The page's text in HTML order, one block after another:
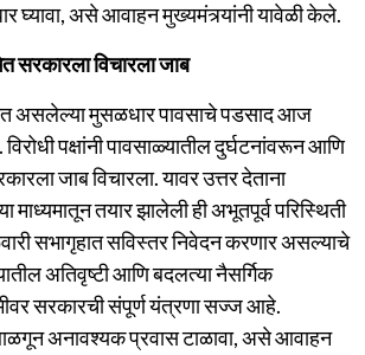
घ्यावा, असे आवाहन मुख्यमंत्र्यांनी यावेळी केले.
सरकारला विचारला जाब
असलेल्या मुसळधार पावसाचे पडसाद आज
पक्षांनी पावसाळ्यातील दुर्घटनांवरून आणि
जाब विचारला. यावर उत्तर देताना
माध्यमातून तयार झालेली ही अभूतपूर्व परिस्थिती
सभागृहात सविस्तर निवेदन करणार असल्याचे
अतिवृष्टी आणि बदलत्या नैसर्गिक
सरकारची संपूर्ण यंत्रणा सज्ज आहे.
अनावश्यक प्रवास टाळावा, असे आवाहन